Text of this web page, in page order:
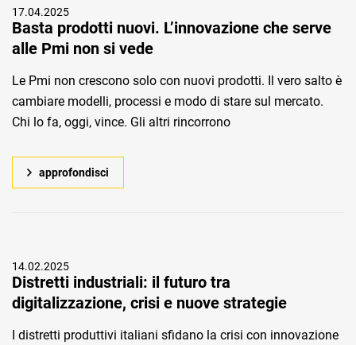
17.04.2025
Basta prodotti nuovi. L’innovazione che serve
alle Pmi non si vede
Le Pmi non crescono solo con nuovi prodotti. Il vero salto è
cambiare modelli, processi e modo di stare sul mercato.
Chi lo fa, oggi, vince. Gli altri rincorrono
approfondisci
14.02.2025
Distretti industriali: il futuro tra
digitalizzazione, crisi e nuove strategie
I distretti produttivi italiani sfidano la crisi con innovazione